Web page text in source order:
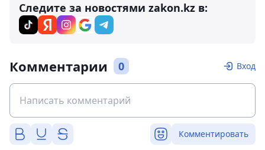
Следите за новостями zakon.kz в:
Комментарии 0 Вход
Комментировать